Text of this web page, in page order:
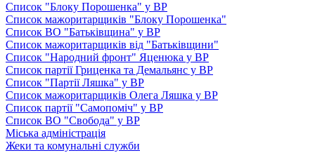
Список "Блоку Порошенка" у ВР
Список мажоритарщиків "Блоку Порошенка"
Список ВО "Батьківщина" у ВР
Список мажоритарщиків від "Батьківщини"
Список "Народний фронт" Яценюка у ВР
Список партії Гриценка та Демальянс у ВР
Список "Партії Ляшка" у ВР
Список мажоритарщиків Олега Ляшка у ВР
Список партії "Самопоміч" у ВР
Список ВО "Свобода" у ВР
Міська адміністрація
Жеки та комунальні служби